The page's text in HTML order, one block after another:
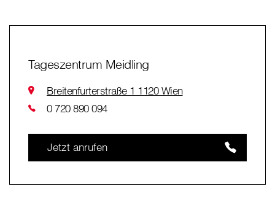
Tageszentrum Meidling
Breitenfurterstraße 1 1120 Wien
0 720 890 094
Jetzt anrufen